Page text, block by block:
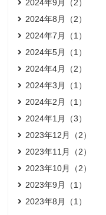
2024年9月（2）
2024年8月（2）
2024年7月（1）
2024年5月（1）
2024年4月（2）
2024年3月（1）
2024年2月（1）
2024年1月（3）
2023年12月（2）
2023年11月（2）
2023年10月（2）
2023年9月（1）
2023年8月（1）